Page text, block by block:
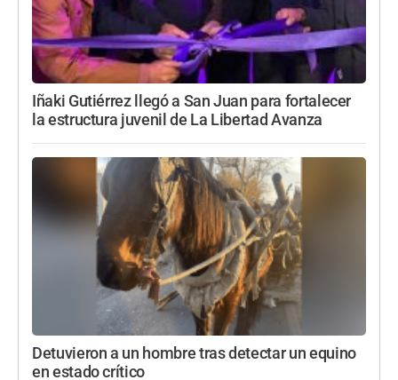
Iñaki Gutiérrez llegó a San Juan para fortalecer
la estructura juvenil de La Libertad Avanza
Detuvieron a un hombre tras detectar un equino
en estado crítico